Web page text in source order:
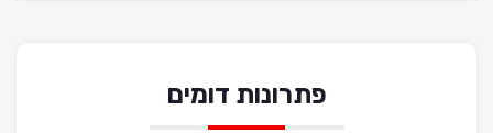
פתרונות דומים